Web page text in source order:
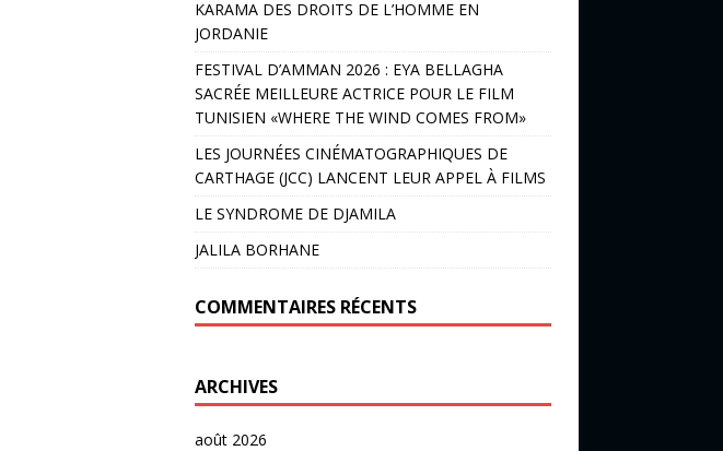
KARAMA DES DROITS DE L’HOMME EN
JORDANIE
FESTIVAL D’AMMAN 2026 : EYA BELLAGHA
SACRÉE MEILLEURE ACTRICE POUR LE FILM
TUNISIEN «WHERE THE WIND COMES FROM»
LES JOURNÉES CINÉMATOGRAPHIQUES DE
CARTHAGE (JCC) LANCENT LEUR APPEL À FILMS
LE SYNDROME DE DJAMILA
JALILA BORHANE
COMMENTAIRES RÉCENTS
ARCHIVES
août 2026